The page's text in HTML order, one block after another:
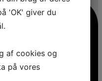
'OK' giver du
af cookies og
på vores